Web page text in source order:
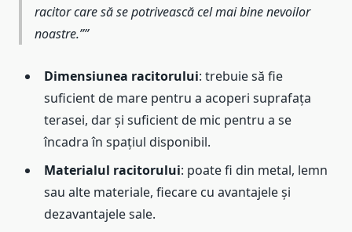
racitor care să se potrivească cel mai bine nevoilor
noastre.”
Dimensiunea racitorului: trebuie să fie
suficient de mare pentru a acoperi suprafața
terasei, dar și suficient de mic pentru a se
încadra în spațiul disponibil.
Materialul racitorului: poate fi din metal, lemn
sau alte materiale, fiecare cu avantajele și
dezavantajele sale.